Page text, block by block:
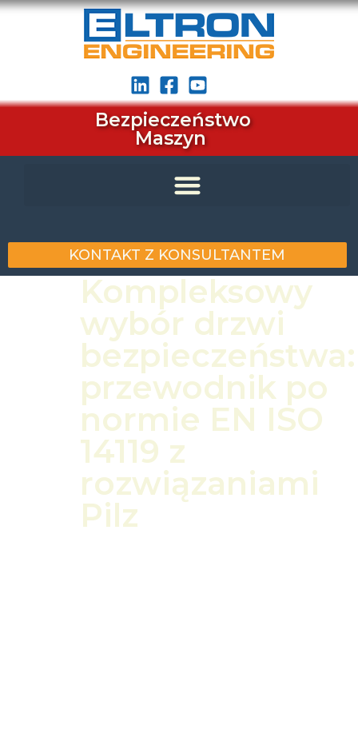
Bezpieczeństwo
Maszyn
KONTAKT Z KONSULTANTEM
Kompleksowy
wybór drzwi
bezpieczeństwa:
przewodnik po
normie EN ISO
14119 z
rozwiązaniami
Pilz